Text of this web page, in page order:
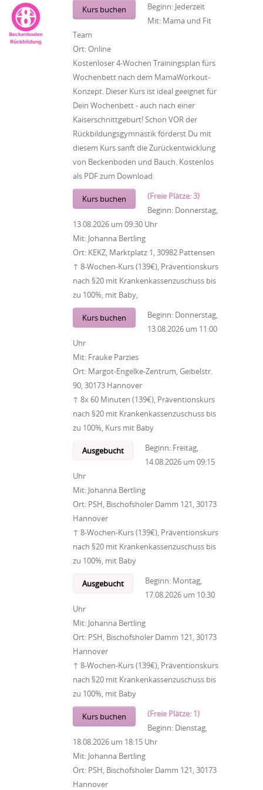
Kurs buchen Beginn: Jederzeit
Mit: Mama und Fit
Team
Ort:Online
Kostenloser 4-Wochen Trainingsplan fürs
Wochenbett nach dem MamaWorkout-
Konzept. Dieser Kurs ist ideal geeignet für
Dein Wochenbett - auch nach einer
Kaiserschnittgeburt! Schon VOR der
Rückbildungsgymnastik förderst Du mit
diesem Kurs sanft die Zurückentwicklung
von Beckenboden und Bauch. Kostenlos
als PDF zum Download.
Kurs buchen
(Freie Plätze: 3)
Beginn: Donnerstag,
13.08.2026 um 09:30 Uhr
Mit: Johanna Bertling
Ort: KEKZ, Marktplatz 1, 30982 Pattensen
↑ 8-Wochen-Kurs (139€), Präventionskurs
nach §20 mit Krankenkassenzuschuss bis
zu 100%, mit Baby,
Kurs buchen Beginn: Donnerstag,
13.08.2026 um 11:00
Uhr
Mit: Frauke Parzies
Ort: Margot-Engelke-Zentrum, Geibelstr.
90, 30173 Hannover
↑ 8x 60 Minuten (139€), Präventionskurs
nach §20 mit Krankenkassenzuschuss bis
zu 100%, Kurs mit Baby
Ausgebucht Beginn: Freitag,
14.08.2026 um 09:15
Uhr
Mit: Johanna Bertling
Ort: PSH, Bischofsholer Damm 121, 30173
Hannover
↑ 8-Wochen-Kurs (139€), Präventionskurs
nach §20 mit Krankenkassenzuschuss bis
zu 100%, mit Baby
Ausgebucht Beginn: Montag,
17.08.2026 um 10:30
Uhr
Mit: Johanna Bertling
Ort: PSH, Bischofsholer Damm 121, 30173
Hannover
↑ 8-Wochen-Kurs (139€), Präventionskurs
nach §20 mit Krankenkassenzuschuss bis
zu 100%, mit Baby
Kurs buchen
(Freie Plätze: 1)
Beginn: Dienstag,
18.08.2026 um 18:15 Uhr
Mit: Johanna Bertling
Ort: PSH, Bischofsholer Damm 121, 30173
Hannover